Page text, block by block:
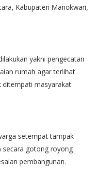
Kabupaten Manokwari,
yakni pengecatan
rumah agar terlihat
ditempati masyarakat
setempat tampak
secara gotong royong
pembangunan.